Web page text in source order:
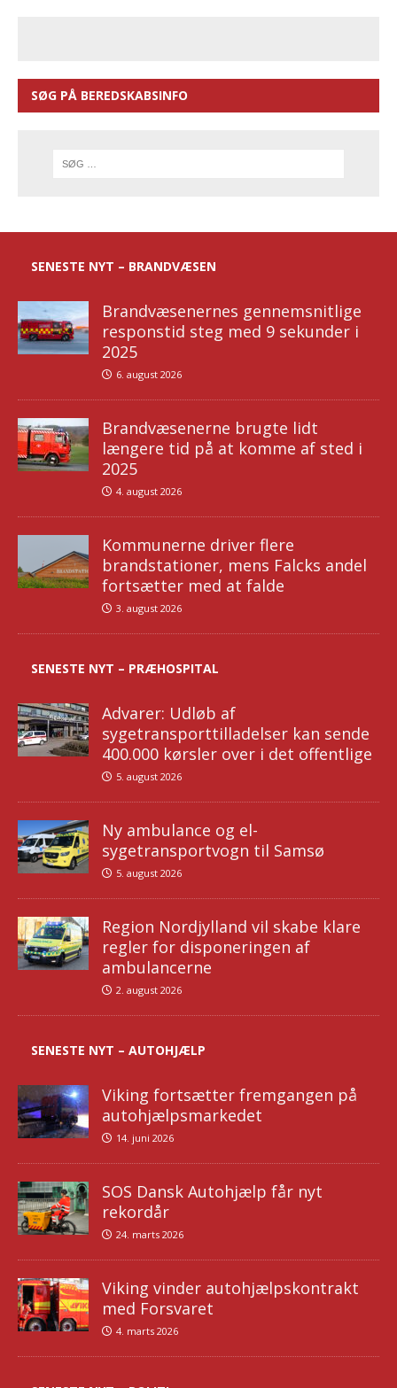
SØG PÅ BEREDSKABSINFO
SENESTE NYT – BRANDVÆSEN
Brandvæsenernes gennemsnitlige
responstid steg med 9 sekunder i
2025
6. august 2026
Brandvæsenerne brugte lidt
længere tid på at komme af sted i
2025
4. august 2026
Kommunerne driver flere
brandstationer, mens Falcks andel
fortsætter med at falde
3. august 2026
SENESTE NYT – PRÆHOSPITAL
Advarer: Udløb af
sygetransporttilladelser kan sende
400.000 kørsler over i det offentlige
5. august 2026
Ny ambulance og el-
sygetransportvogn til Samsø
5. august 2026
Region Nordjylland vil skabe klare
regler for disponeringen af
ambulancerne
2. august 2026
SENESTE NYT – AUTOHJÆLP
Viking fortsætter fremgangen på
autohjælpsmarkedet
14. juni 2026
SOS Dansk Autohjælp får nyt
rekordår
24. marts 2026
Viking vinder autohjælpskontrakt
med Forsvaret
4. marts 2026